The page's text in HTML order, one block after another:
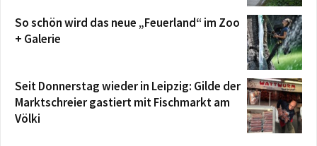
So schön wird das neue „Feuerland“ im Zoo
+ Galerie
Seit Donnerstag wieder in Leipzig: Gilde der
Marktschreier gastiert mit Fischmarkt am
Völki